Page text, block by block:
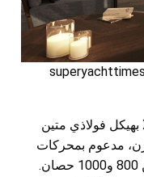
من الناحية التقنية، صُمم يخت X-Prize بهيكل فولاذي متين
مدعوم بمحركات
MAN أو Caterpillar بقدرات تتراوح بين 800 و1000 حصان.